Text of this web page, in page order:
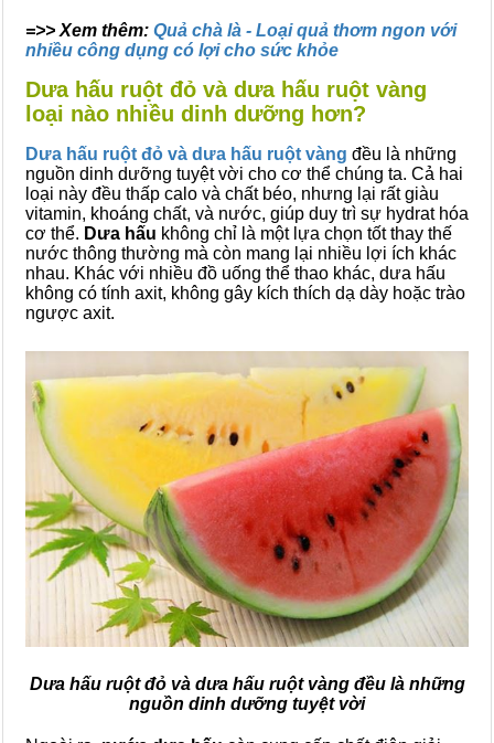
=>> Xem thêm: Quả chà là - Loại quả thơm ngon với
nhiều công dụng có lợi cho sức khỏe
Dưa hấu ruột đỏ và dưa hấu ruột vàng
loại nào nhiều dinh dưỡng hơn?
Dưa hấu ruột đỏ và dưa hấu ruột vàng đều là những
nguồn dinh dưỡng tuyệt vời cho cơ thể chúng ta. Cả hai
loại này đều thấp calo và chất béo, nhưng lại rất giàu
vitamin, khoáng chất, và nước, giúp duy trì sự hydrat hóa
cơ thể. Dưa hấu không chỉ là một lựa chọn tốt thay thế
nước thông thường mà còn mang lại nhiều lợi ích khác
nhau. Khác với nhiều đồ uống thể thao khác, dưa hấu
không có tính axit, không gây kích thích dạ dày hoặc trào
ngược axit.
Dưa hấu ruột đỏ và dưa hấu ruột vàng đều là những
nguồn dinh dưỡng tuyệt vời